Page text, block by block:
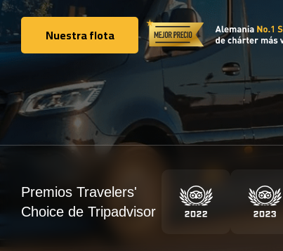
Nuestra flota
Nuestra flota
Premios Travelers'
Choice de Tripadvisor